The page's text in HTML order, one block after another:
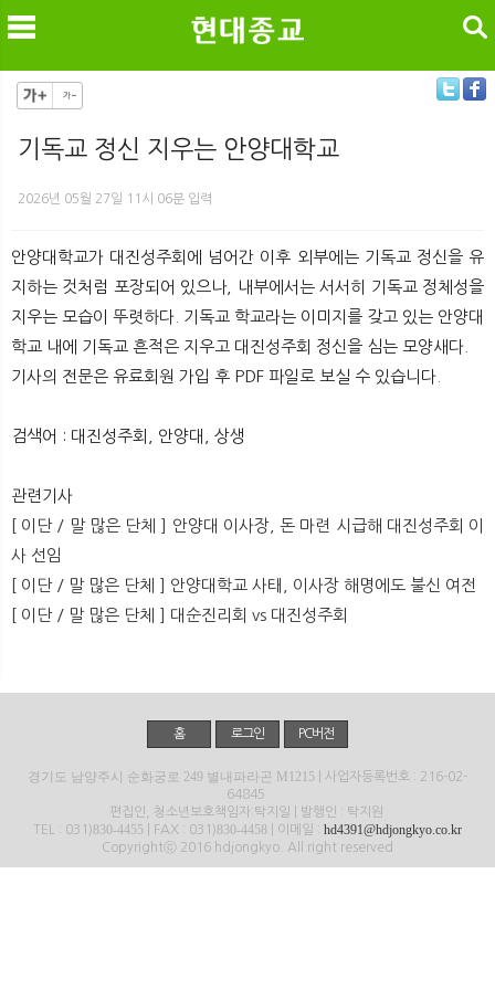
검색
기독교 정신 지우는 안양대학교
2026년 05월 27일 11시 06분 입력
안양대학교가 대진성주회에 넘어간 이후 외부에는 기독교 정신을 유
지하는 것처럼 포장되어 있으나, 내부에서는 서서히 기독교 정체성을
지우는 모습이 뚜렷하다. 기독교 학교라는 이미지를 갖고 있는 안양대
학교 내에 기독교 흔적은 지우고 대진성주회 정신을 심는 모양새다.
기사의 전문은 유료회원 가입 후 PDF 파일로 보실 수 있습니다.
검색어 : 대진성주회, 안양대, 상생
관련기사
[ 이단 / 말 많은 단체 ] 안양대 이사장, 돈 마련 시급해 대진성주회 이
사 선임
[ 이단 / 말 많은 단체 ] 안양대학교 사태, 이사장 해명에도 불신 여전
[ 이단 / 말 많은 단체 ] 대순진리회 vs 대진성주회
홈 로그인 PC버전
경기도 남양주시 순화궁로 249 별내파라곤 M1215 | 사업자등록번호 : 216-02-
64845
편집인, 청소년보호책임자:탁지일 | 발행인 : 탁지원
TEL : 031)830-4455 | FAX : 031)830-4458 | 이메일 : hd4391@hdjongkyo.co.kr
Copyrightⓒ 2016 hdjongkyo. All right reserved